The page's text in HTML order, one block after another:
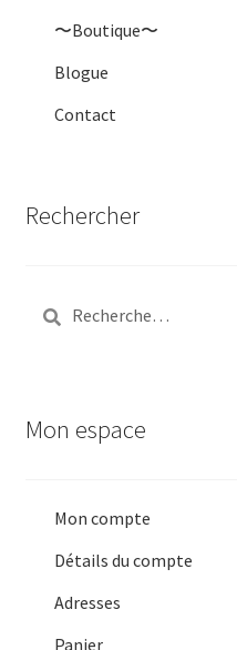
〜Boutique〜
Blogue
Contact
Rechercher
Rechercher :
Mon espace
Mon compte
Détails du compte
Adresses
Panier